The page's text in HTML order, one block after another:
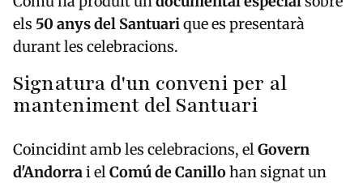
els 50 anys del Santuarique es presentarà
durant les celebracions.
Signatura d'un conveni per al
manteniment del Santuari
Coincidint amb les celebracions, elGovern
d'Andorrai elComú de Canillohan signat un